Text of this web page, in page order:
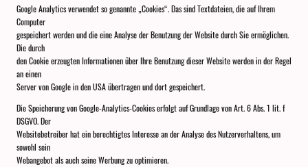
Google Analytics verwendet so genannte „Cookies“. Das sind Textdateien, die auf Ihrem
Computer
gespeichert werden und die eine Analyse der Benutzung der Website durch Sie ermöglichen.
Die durch
den Cookie erzeugten Informationen über Ihre Benutzung dieser Website werden in der Regel
an einen
Server von Google in den USA übertragen und dort gespeichert.
Die Speicherung von Google-Analytics-Cookies erfolgt auf Grundlage von Art. 6 Abs. 1 lit. f
DSGVO. Der
Websitebetreiber hat ein berechtigtes Interesse an der Analyse des Nutzerverhaltens, um
sowohl sein
Webangebot als auch seine Werbung zu optimieren.